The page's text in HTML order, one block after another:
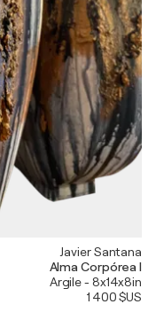
Javier Santana
Alma Corpórea I
Argile - 8x14x8in
1 400 $US